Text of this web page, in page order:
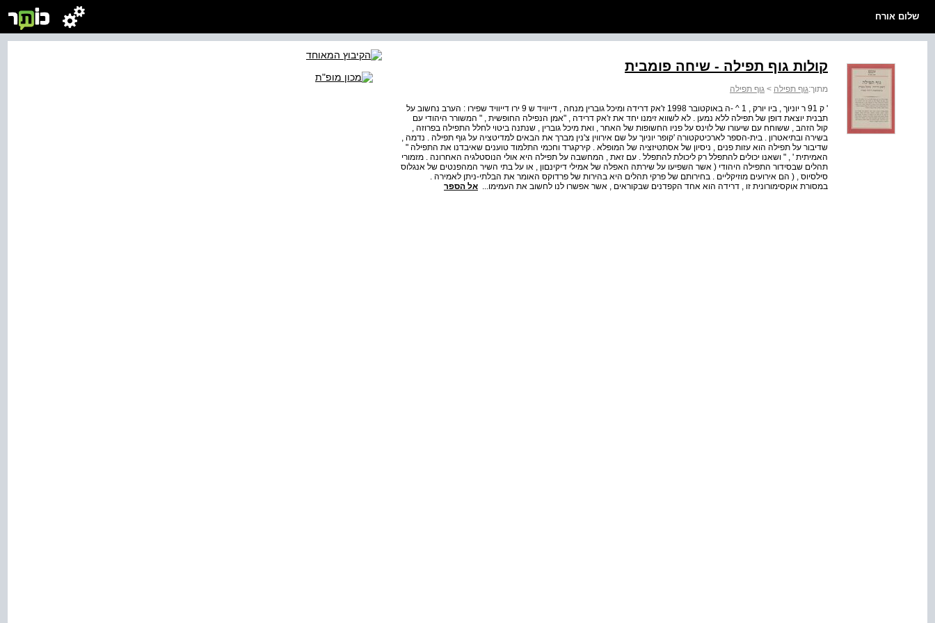
שלום אורח
קולות גוף תפילה - שיחה פומבית
מתוך:גוף תפילה > גוף תפילה
' ק 91 ר יוניוך , ביו יורק , 1 ^ -ה באוקטובר 1998 ז'אק דרידה ומיכל גוברין מנחה , דייוויד ש 9 ירו דייוויד שפירו : הערב נחשוב על
תבנית יוצאת דופן של תפילה ללא נמען . לא לשווא זימנו יחד את ז'אק דרידה , "אמן הנפילה החופשית , " המשורר היהודי עם
קול הזהב , ששוחח עם שיעורו של לוינס על פניו החשופות של האחר , ואת מיכל גוברין , שנתנה ביטוי לחלל התפילה בפרוזה ,
בשירה ובתיאטרון . בית-הספר לארכיטקטורה 'קופר יוניוך על שם אירווין צ'נין מברך את הבאים למדיטציה על גוף תפילה . נדמה ,
שדיבור על תפילה הוא עזות פנים , ניסיון של אסתטיזציה של המופלא . קירקגרד וחכמי התלמוד טוענים שאיבדנו את התפילה "
האמיתית ' , " ושאנו יכולים להתפלל רק ליכולת להתפלל . עם זאת , המחשבה על תפילה היא אולי הנוסטלגיה האחרונה . מזמורי
תהלים שבסידור התפילה היהודי ( אשר השפיעו על שירתה האפלה של אמילי דיקינםון , או על בתי השיר המהפנטים של אנגלוס
סילסיוס , ( הם אירועים מוזיקליים . בחירותם של פרקי תהלים היא בהירות של פרדוקס האומר את הבלתי-ניתן לאמירה .
במסורת אוקסימורונית זו , דרידה הוא אחד הקפדנים שבקוראים , אשר אפשרו לנו לחשוב את העמימו... אל הספר